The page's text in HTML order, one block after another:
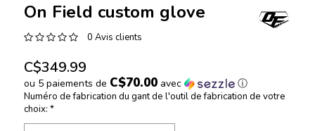
On Field custom glove
0 Avis clients
C$349.99
ou 5 paiements de C$70.00avec ⓘ
Numéro de fabrication du gant de l'outil de fabrication de votre
choix: *